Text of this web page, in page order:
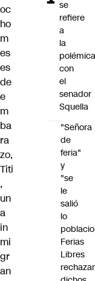
oc
ho
m
es
es
de
e
m
ba
ra
zo,
Titi
,
un
a
in
mi
gr
an
se
refiere
a
la
polémica
con
el
senador
Squella
"Señora
de
feria"
y
"se
le
salió
lo
Ferias
Libres